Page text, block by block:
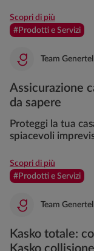
Scopri di più
#Prodotti e Servizi
Team Genertel
Assicurazione
da sapere
Proteggi la tua
spiacevoli
Scopri di più
#Prodotti e Servizi
Team Genertel
Kasko totale: